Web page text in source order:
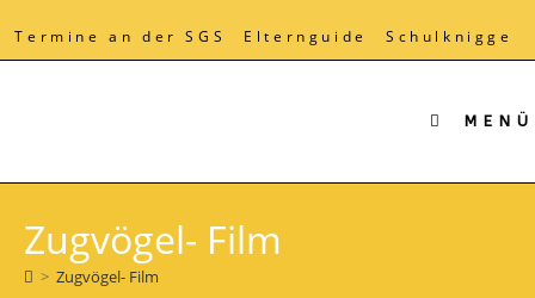
springen
Termine an der SGS Elternguide Schulknigge
MENÜ
Zugvögel- Film
> Zugvögel- Film